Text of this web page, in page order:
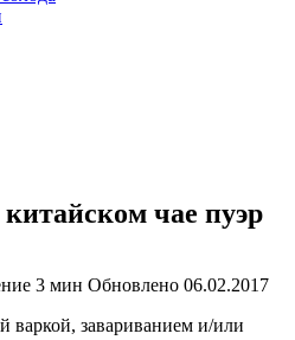
чае пуэр
3 мин Обновлено 06.02.2017
завариванием и/или